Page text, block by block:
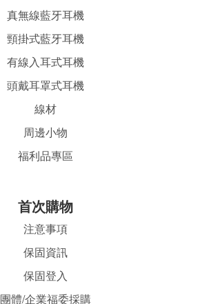
真無線藍牙耳機
頸掛式藍牙耳機
有線入耳式耳機
頭戴耳罩式耳機
線材
周邊小物
福利品專區
首次購物
注意事項
保固資訊
保固登入
團體/企業福委採購